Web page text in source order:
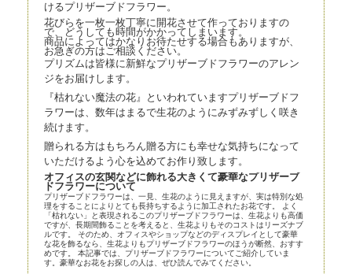
けるプリザーブドフラワー。
花びらを一枚一枚丁寧に開花させて作っておりますの
で、どうしても時間がかかってしまいます。
商品によってはかなりお待たせする場合もありますが、
お急ぎの方はご相談ください。
プリズムは皆様に新鮮なプリザーブドフラワーのアレン
ジをお届けします。
『枯れない魔法の花』といわれていますプリザーブドフ
ラワーは、数年はまるで生花のようにみずみずしく咲き
続けます。
贈られる方はもちろん贈る方にも幸せな気持ちになって
いただけるよう心を込めてお作り致します。
オフィスの玄関などに飾れる大きくて豪華なプリザーブ
ドフラワーについて
プリザーブドフラワーは、一見、生花のように見えますが、実は特別な処
理をすることによりとても長持ちするように加工されたお花です。 よく
「枯れない」と表現されるこのプリザーブドフラワーは、生花よりも高価
ですが、長期間飾ることを考えると、生花よりもそのコストはリーズナブ
ルです。 そのため、オフィスやショップなどのディスプレイとして豪華
な花を飾るなら、生花よりもプリザーブドフラワーのほうが断然、おすす
めです。 本記事では、プリザーブドフラワーについてご紹介していま
す。豪華なお花をお探しの人は、ぜひ読んでみてください。